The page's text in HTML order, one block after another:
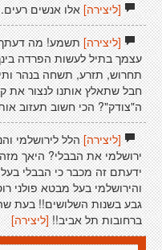
[ליצירה]אלו אנשים רעים.
[ליצירה]תשמע! מה דעתך :
עצמך בתיל לעשות הפרדה
תחרוש, תזרע, תשחה בנהר
חבל שתאלץ אותנו לנצור את
ה"צודק"? הכי חשוב תעזוב
[ליצירה]הלל לירושלמי
ירושלמי את הבבלי? היאך
ידעתם זה מכבר כי הבבלי
והירושלמי בעל מבטא פולני
גבע בשנות השלושים!! בעת
ברחובות תל אביב!! [ליצירה]